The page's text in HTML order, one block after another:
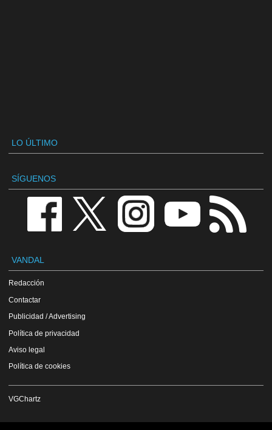
LO ÚLTIMO
SÍGUENOS
VANDAL
Redacción
Contactar
Publicidad / Advertising
Política de privacidad
Aviso legal
Política de cookies
VGChartz